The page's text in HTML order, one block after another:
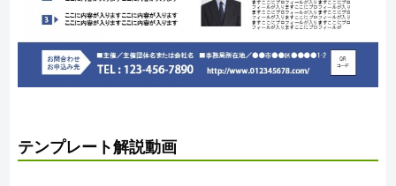
テンプレート解説動画